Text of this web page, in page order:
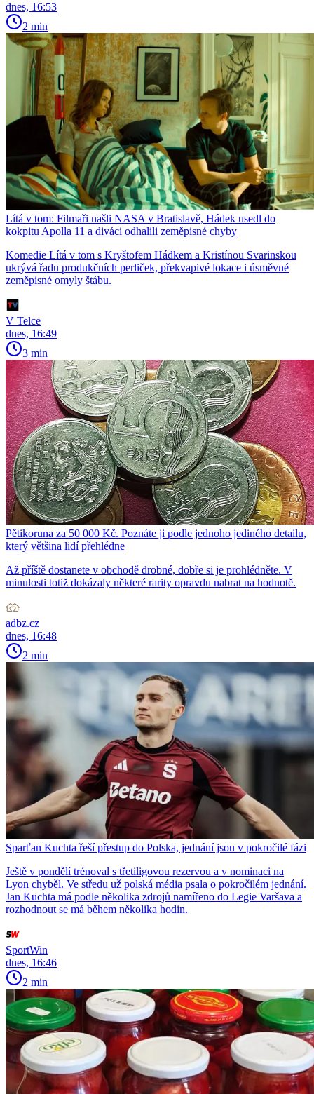
dnes, 16:53
2 min
Lítá v tom: Filmaři našli NASA v Bratislavě, Hádek usedl do
kokpitu Apolla 11 a diváci odhalili zeměpisné chyby
Komedie Lítá v tom s Kryštofem Hádkem a Kristínou Svarinskou
ukrývá řadu produkčních perliček, překvapivé lokace i úsměvné
zeměpisné omyly štábu.
V Telce
dnes, 16:49
3 min
Pětikoruna za 50 000 Kč. Poznáte ji podle jednoho jediného detailu,
který většina lidí přehlédne
Až příště dostanete v obchodě drobné, dobře si je prohlédněte. V
minulosti totiž dokázaly některé rarity opravdu nabrat na hodnotě.
adbz.cz
dnes, 16:48
2 min
Sparťan Kuchta řeší přestup do Polska, jednání jsou v pokročilé fázi
Ještě v pondělí trénoval s třetiligovou rezervou a v nominaci na
Lyon chyběl. Ve středu už polská média psala o pokročilém jednání.
Jan Kuchta má podle několika zdrojů namířeno do Legie Varšava a
rozhodnout se má během několika hodin.
SportWin
dnes, 16:46
2 min